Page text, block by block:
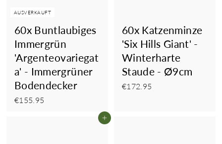
AUSVERKAUFT
60x Buntlaubiges
Immergrün
'Argenteovariegat
a' - Immergrüner
Bodendecker
€155.95
60x Katzenminze
'Six Hills Giant' -
Winterharte
Staude - Ø9cm
€172.95
In den Einkaufswagen legen